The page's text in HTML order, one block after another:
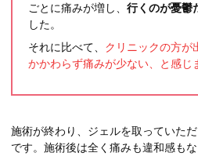
ごとに痛みが増し、 行くのが憂鬱
した。
それに比べて、 クリニックの方が
かかわらず痛みが少ない、と感じ
施術が終わり、ジェルを取っていた
です。施術後は全く痛みも違和感もな